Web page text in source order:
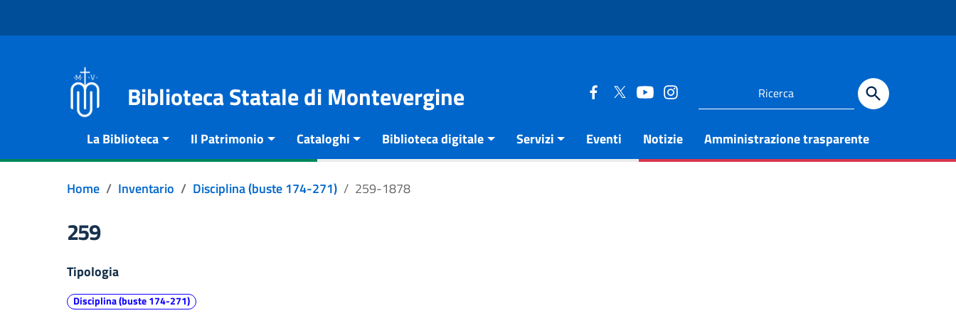
Biblioteca Statale di Montevergine
La Biblioteca Il Patrimonio Cataloghi Biblioteca digitale Servizi Eventi Notizie Amministrazione trasparente
Home Inventario Disciplina (buste 174-271) 259-1878
259
Tipologia
Disciplina (buste 174-271)